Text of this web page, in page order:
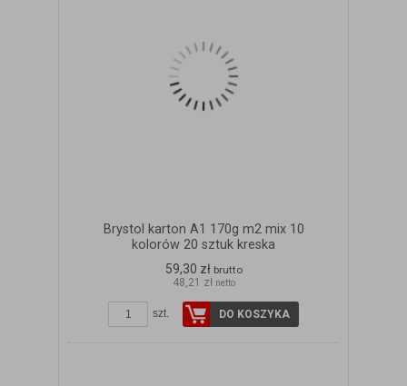
Brystol karton A1 170g m2 mix 10
kolorów 20 sztuk kreska
59,30 zł brutto
48,21 zł netto
szt. DO KOSZYKA